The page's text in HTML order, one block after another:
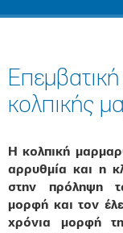
κολπικής
Η κολπική
αρρυθμία και η
στην πρόληψη
μορφή και τον
χρόνια μορφή